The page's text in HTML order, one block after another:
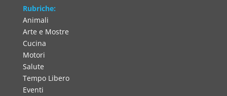
Rubriche:
Animali
Arte e Mostre
Cucina
Motori
Salute
Tempo Libero
Eventi